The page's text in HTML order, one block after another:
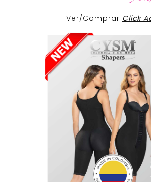
Ver/Comprar Click